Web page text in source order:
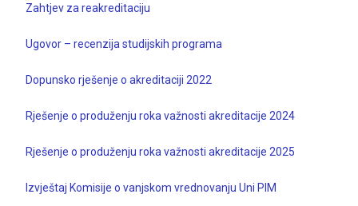
Zahtjev za reakreditaciju
Ugovor – recenzija studijskih programa
Dopunsko rješenje o akreditaciji 2022
Rješenje o produženju roka važnosti akreditacije 2024
Rješenje o produženju roka važnosti akreditacije 2025
Izvještaj Komisije o vanjskom vrednovanju Uni PIM